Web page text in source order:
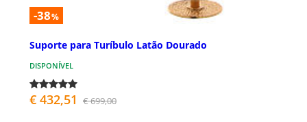
-38%
Suporte para Turíbulo Latão Dourado
DISPONÍVEL
€ 432,51 € 699,00